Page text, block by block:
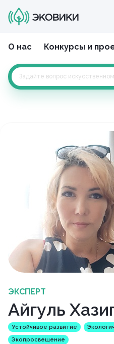
О нас Конкурсы и
ЭКСПЕРТ
Айгуль
Устойчивое развитие
Экопросвещение